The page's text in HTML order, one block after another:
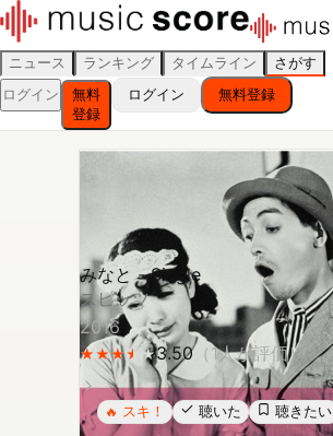
ニュース ランキング タイムライン
さがす
ログイン
無料
登録
ログイン 無料登録
みなと - Single
スピッツ
2016
★
★★
★★
★★
★ ★3.50（ 1人が評価）
🔥 スキ！ 聴いた 聴きたい